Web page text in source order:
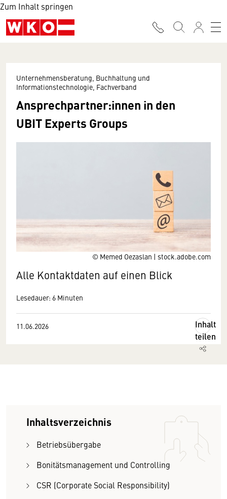
Zum Inhalt springen
© Memed Oezaslan | stock.adobe.com
Unternehmensberatung, Buchhaltung und
Informationstechnologie, Fachverband
Ansprechpartner:innen in den
UBIT Experts Groups
Alle Kontaktdaten auf einen Blick
Lesedauer: 6 Minuten
11.06.2026
Inhalt
teilen
Inhaltsverzeichnis
Betriebsübergabe
Bonitätsmanagement und Controlling
CSR (Corporate Social Responsibility)